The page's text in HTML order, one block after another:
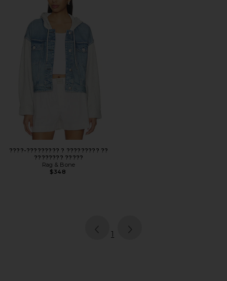
????-????????? ? ????????? ??
???????? ?????
Rag & Bone
$348
page
1